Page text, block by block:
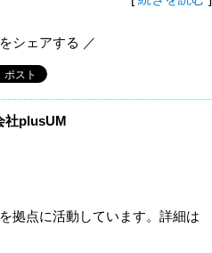
シェアする ／
社plusUM
拠点に活動しています。詳細は